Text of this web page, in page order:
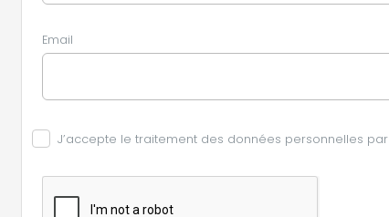
Email
J’accepte le traitement des données personnelles par